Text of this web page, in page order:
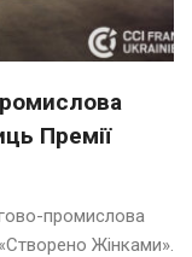
Премії
промислова
Жінками».